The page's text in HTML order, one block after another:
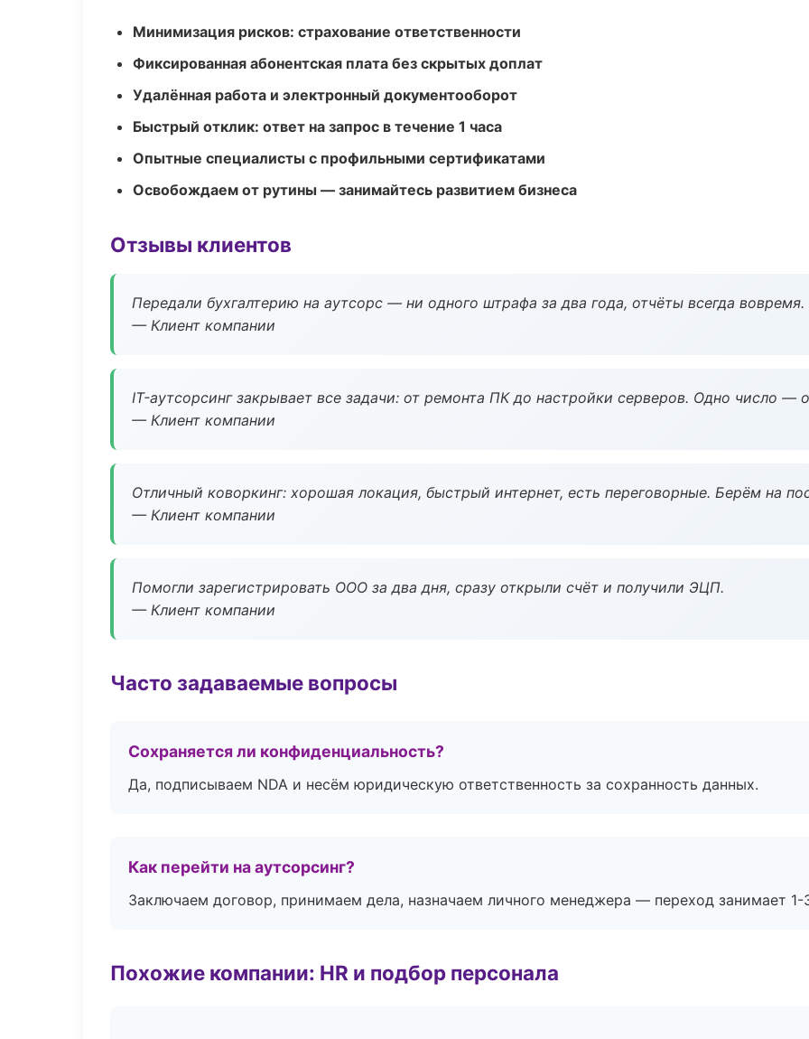
Минимизация рисков: страхование ответственности
Фиксированная абонентская плата без скрытых доплат
Удалённая работа и электронный документооборот
Быстрый отклик: ответ на запрос в течение 1 часа
Опытные специалисты с профильными сертификатами
Освобождаем от рутины — занимайтесь развитием бизнеса
Отзывы клиентов
Передали бухгалтерию на аутсорс — ни одного штрафа за два года, отчёты всегда вовремя.
— Клиент компании
IT-аутсорсинг закрывает все задачи: от ремонта ПК до настройки серверов. Одно число —
— Клиент компании
Отличный коворкинг: хорошая локация, быстрый интернет, есть переговорные. Берём на
— Клиент компании
Помогли зарегистрировать ООО за два дня, сразу открыли счёт и получили ЭЦП.
— Клиент компании
Часто задаваемые вопросы
Сохраняется ли конфиденциальность?
Да, подписываем NDA и несём юридическую ответственность за сохранность данных.
Как перейти на аутсорсинг?
Заключаем договор, принимаем дела, назначаем личного менеджера — переход занимает 1-
Похожие компании: HR и подбор персонала